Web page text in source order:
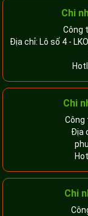
Chi
Công
Địa chỉ: Lô số 4 -
Chi
Công
Địa
Chi